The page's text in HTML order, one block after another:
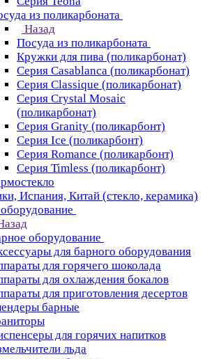
из поликарбоната
Назад
Посуда из поликарбоната
Кружки для пива (поликарбонат)
Серия Casablanсa (поликарбонат)
Серия Classique (поликарбонат)
Серия Crystal Mosaic
(поликарбонат)
Серия Granity (поликарбонт)
Серия Ice (поликарбонт)
Серия Romance (поликарбонт)
Серия Timless (поликарбонт)
Испания, Китай (стекло, керамика)
оборудование
для барного оборудования
для горячего шоколада
для охлаждения бокалов
для приготовления десертов
барные
для горячих напитков
льда